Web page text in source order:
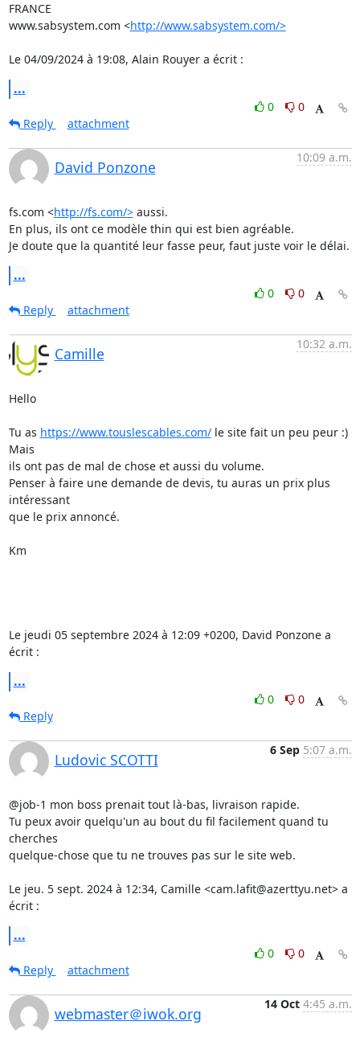
FRANCE
www.sabsystem.com <http://www.sabsystem.com/>
Le 04/09/2024 à 19:08, Alain Rouyer a écrit :
...
0
0
Reply
attachment
David Ponzone
10:09 a.m.
fs.com <http://fs.com/> aussi.
En plus, ils ont ce modèle thin qui est bien agréable.
Je doute que la quantité leur fasse peur, faut juste voir le délai.
...
0
0
Reply
attachment
Camille
10:32 a.m.
Hello
Tu as https://www.touslescables.com/ le site fait un peu peur :)
Mais
ils ont pas de mal de chose et aussi du volume.
Penser à faire une demande de devis, tu auras un prix plus
intéressant
que le prix annoncé.
Km
Le jeudi 05 septembre 2024 à 12:09 +0200, David Ponzone a
écrit :
...
0
0
Reply
Ludovic SCOTTI
6 Sep 5:07 a.m.
@job-1 mon boss prenait tout là-bas, livraison rapide.
Tu peux avoir quelqu'un au bout du fil facilement quand tu
cherches
quelque-chose que tu ne trouves pas sur le site web.
Le jeu. 5 sept. 2024 à 12:34, Camille <cam.lafit@azerttyu.net> a
écrit :
...
0
0
Reply
attachment
webmaster＠iwok.org
14 Oct 4:45 a.m.